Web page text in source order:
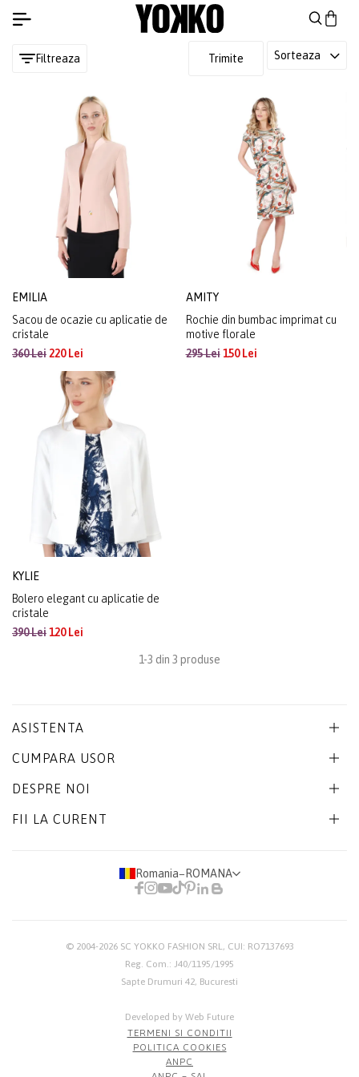
Filtreaza Trimite Sorteaza
EMILIA
Sacou de ocazie cu aplicatie de
cristale
360 Lei220 Lei
AMITY
Rochie din bumbac imprimat cu
motive florale
295 Lei150 Lei
KYLIE
Bolero elegant cu aplicatie de
cristale
390 Lei120 Lei
1-3 din 3 produse
ASISTENTA
CUMPARA USOR
DESPRE NOI
FII LA CURENT
Romania− ROMANA
© 2004-2026 SC YOKKO FASHION SRL, CUI: RO7137693
Reg. Com.: J40/1195/1995
Sapte Drumuri 42, Bucuresti
Developed by Web Future
TERMENI SI CONDITII
POLITICA COOKIES
ANPC